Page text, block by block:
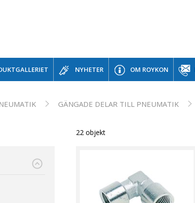
NYHETER OM ROYKON
GÄNGADE DELAR TILL PNEUMATIK
22 objekt